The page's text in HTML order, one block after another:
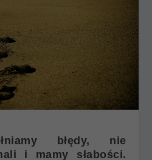
błędy, nie
i mamy słabości.